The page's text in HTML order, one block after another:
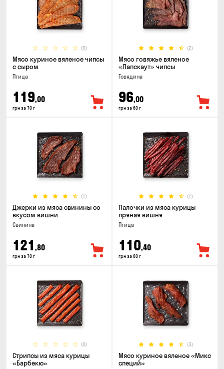
(0)
Мясо куриное вяленое чипсы
с сыром
Птица
119,00
грн за 70 г
(2)
Мясо говяжье вяленое
«Лапскаут» чипсы
Говядина
96,00
грн за 60 г
(1)
Джерки из мяса свинины со
вкусом вишни
Свинина
121 ,80
грн за 70 г
(1)
Палочки из мяса курицы
пряная вишня
Птица
110,40
грн за 80 г
(0)
Стрипсы из мяса курицы
«Барбекю»
(3)
Мясо куриное вяленое «Микс
специй»